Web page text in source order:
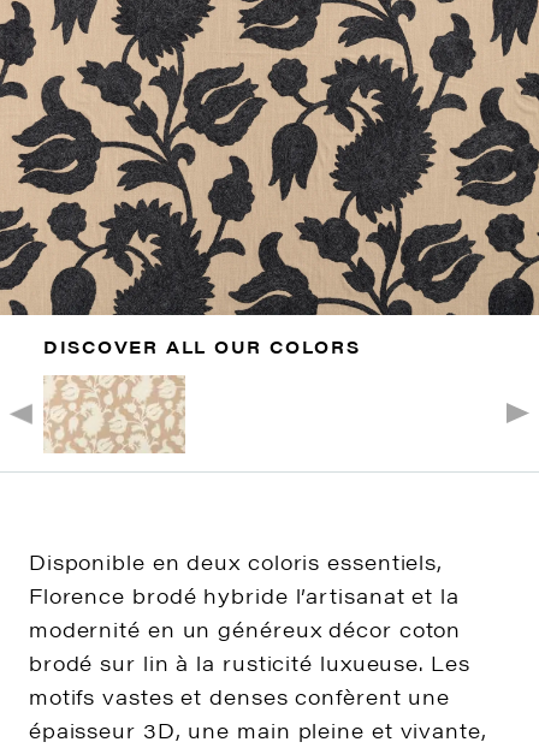
DISCOVER ALL OUR COLORS
Disponible en deux coloris essentiels,
Florence brodé hybride l’artisanat et la
modernité en un généreux décor coton
brodé sur lin à la rusticité luxueuse. Les
motifs vastes et denses confèrent une
épaisseur 3D, une main pleine et vivante,